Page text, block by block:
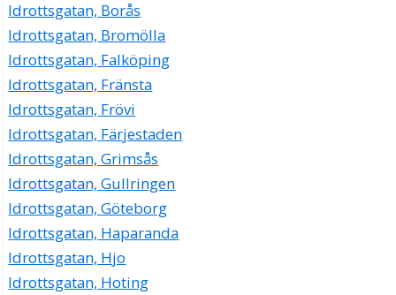
Idrottsgatan, Borås
Idrottsgatan, Bromölla
Idrottsgatan, Falköping
Idrottsgatan, Fränsta
Idrottsgatan, Frövi
Idrottsgatan, Färjestaden
Idrottsgatan, Grimsås
Idrottsgatan, Gullringen
Idrottsgatan, Göteborg
Idrottsgatan, Haparanda
Idrottsgatan, Hjo
Idrottsgatan, Hoting